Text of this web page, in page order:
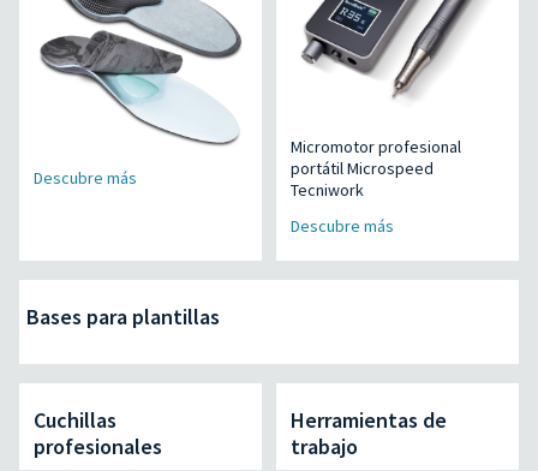
Descubre más
Micromotor profesional
portátil Microspeed
Tecniwork
Descubre más
Bases para plantillas
Cuchillas
profesionales
Herramientas de
trabajo